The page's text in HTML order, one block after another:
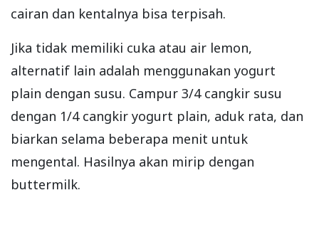
cairan dan kentalnya bisa terpisah.
Jika tidak memiliki cuka atau air lemon,
alternatif lain adalah menggunakan yogurt
plain dengan susu. Campur 3/4 cangkir susu
dengan 1/4 cangkir yogurt plain, aduk rata, dan
biarkan selama beberapa menit untuk
mengental. Hasilnya akan mirip dengan
buttermilk.